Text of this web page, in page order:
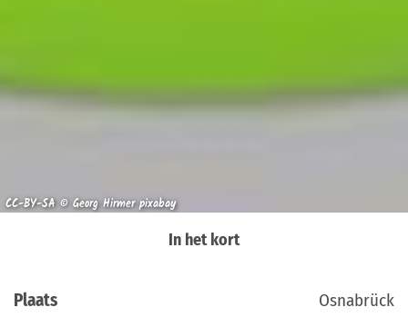
CC-BY-SA © Georg Hirmer pixabay
In het kort
Plaats Osnabrück